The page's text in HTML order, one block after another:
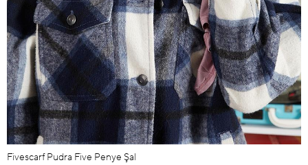
Fivescarf Pudra Five Penye Şal